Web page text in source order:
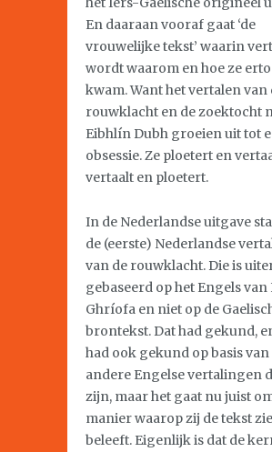
En daaraan vooraf gaat ‘de
vrouwelijke tekst’ waarin
wordt waarom en hoe ze
kwam. Want het vertalen van
rouwklacht en de zoektocht
Eibhlín Dubh groeien uit tot
obsessie. Ze ploetert en
vertaalt en ploetert.
In de Nederlandse uitgave
de (eerste) Nederlandse
van de rouwklacht. Die is
gebaseerd op het Engels van
Ghríofa en niet op de
brontekst. Dat had gekund,
had ook gekund op basis
andere Engelse vertalingen
zijn, maar het gaat nu juist
manier waarop zij de tekst
beleeft. Eigenlijk is dat de